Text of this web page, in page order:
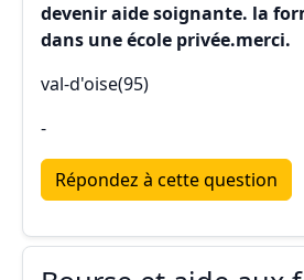
devenir aide soignante. la
dans une école privée.merci.
val-d'oise(95)
-
Répondez à cette question